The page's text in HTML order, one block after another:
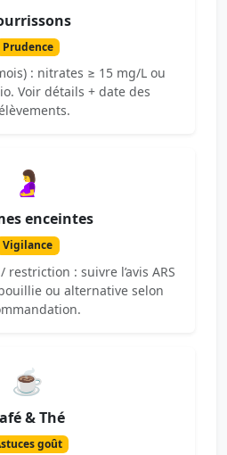
Prudence
: nitrates ≥ 15 mg/L ou
Voir détails + date des
🤰
enceintes
Vigilance
: suivre l’avis ARS
ou alternative selon
☕
& Thé
goût